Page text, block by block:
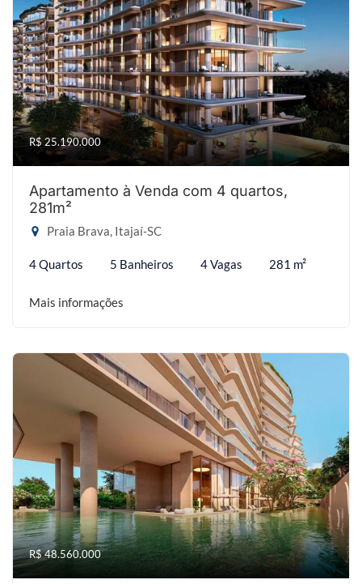
R$ 25.190.000
Apartamento à Venda com 4 quartos,
281m²
Praia Brava, Itajaí-SC
4 Quartos 5 Banheiros 4 Vagas 281 m²
Mais informações
R$ 48.560.000